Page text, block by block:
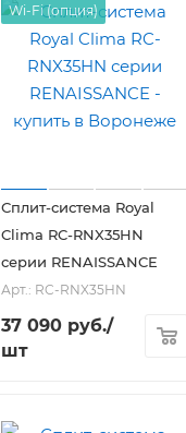
Wi-Fi (опция)
Сплит-система Royal
Clima RC-RNX35HN
серии RENAISSANCE
Арт.: RC-RNX35HN
37 090 руб./
шт